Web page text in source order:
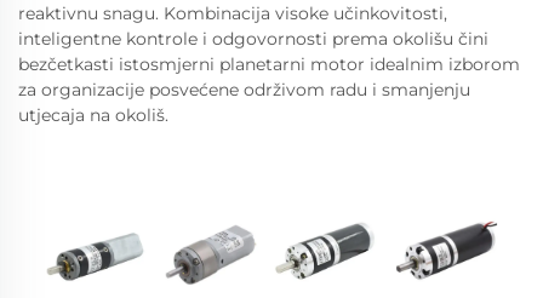
reaktivnu snagu. Kombinacija visoke učinkovitosti,
inteligentne kontrole i odgovornosti prema okolišu čini
bezčetkasti istosmjerni planetarni motor idealnim izborom
za organizacije posvećene održivom radu i smanjenju
utjecaja na okoliš.